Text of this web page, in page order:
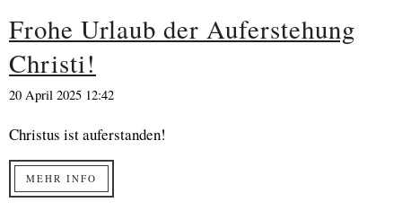
Frohe Urlaub der Auferstehung
Christi!
20 April 2025 12:42
Christus ist auferstanden!
MEHR INFO